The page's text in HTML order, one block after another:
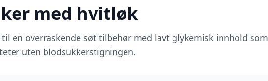
med hvitløk
en overraskende søt tilbehør med lavt glykemisk innhold som
uten blodsukkerstigningen.